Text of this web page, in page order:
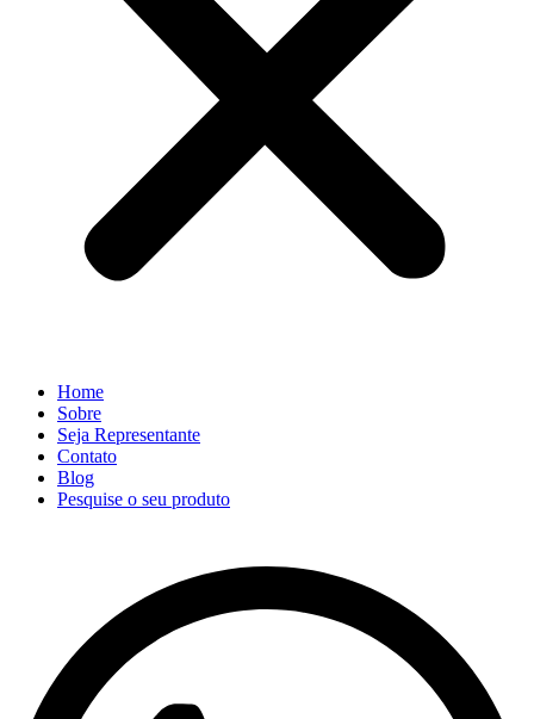
Home
Sobre
Seja Representante
Contato
Blog
Pesquise o seu produto